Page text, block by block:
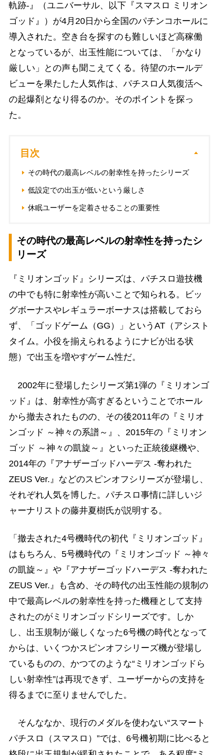
軌跡-』（ユニバーサル、以下『スマスロ ミリオン
ゴッド』）が4月20日から全国のパチンコホールに
導入された。空き台を探すのも難しいほど高稼働
となっているが、出玉性能については、「かなり
厳しい」との声も聞こえてくる。待望のホールデ
ビューを果たした人気作は、パチスロ人気復活へ
の起爆剤となり得るのか。そのポイントを探っ
た。
目次
その時代の最高レベルの射幸性を持ったシリーズ
低設定での出玉が低いという厳しさ
休眠ユーザーを定着させることの重要性
その時代の最高レベルの射幸性を持ったシ
リーズ
『ミリオンゴッド』シリーズは、パチスロ遊技機
の中でも特に射幸性が高いことで知られる。ビッ
グボーナスやレギュラーボーナスは搭載しておら
ず、「ゴッドゲーム（GG）」というAT（アシスト
タイム。小役を揃えられるようにナビが出る状
態）で出玉を増やすゲーム性だ。
2002年に登場したシリーズ第1弾の『ミリオンゴ
ッド』は、射幸性が高すぎるということでホール
から撤去されたものの、その後2011年の『ミリオ
ンゴッド ～神々の系譜～』、2015年の『ミリオン
ゴッド ～神々の凱旋～』といった正統後継機や、
2014年の『アナザーゴッドハーデス -奪われた
ZEUS Ver.』などのスピンオフシリーズが登場し、
それぞれ人気を博した。パチスロ事情に詳しいジ
ャーナリストの藤井夏樹氏が説明する。
「撤去された4号機時代の初代『ミリオンゴッド』
はもちろん、5号機時代の『ミリオンゴッド ～神々
の凱旋～』や『アナザーゴッドハーデス -奪われた
ZEUS Ver.』も含め、その時代の出玉性能の規制の
中で最高レベルの射幸性を持った機種として支持
されたのがミリオンゴッドシリーズです。しか
し、出玉規制が厳しくなった6号機の時代となって
からは、いくつかスピンオフシリーズ機が登場し
ているものの、かつてのような“ミリオンゴッドら
しい射幸性”は再現できず、ユーザーからの支持を
得るまでに至りませんでした。
そんななか、現行のメダルを使わない“スマート
パチスロ（スマスロ）”では、6号機初期に比べると